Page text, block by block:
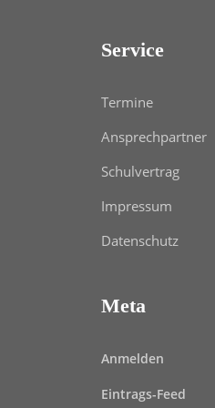
Service
Termine
Ansprechpartner
Schulvertrag
Impressum
Datenschutz
Meta
Anmelden
Eintrags-Feed